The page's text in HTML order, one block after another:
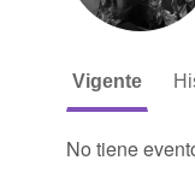
Vigente
No tiene